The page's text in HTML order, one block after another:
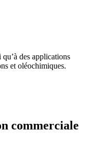
des applications
et oléochimiques.
commerciale